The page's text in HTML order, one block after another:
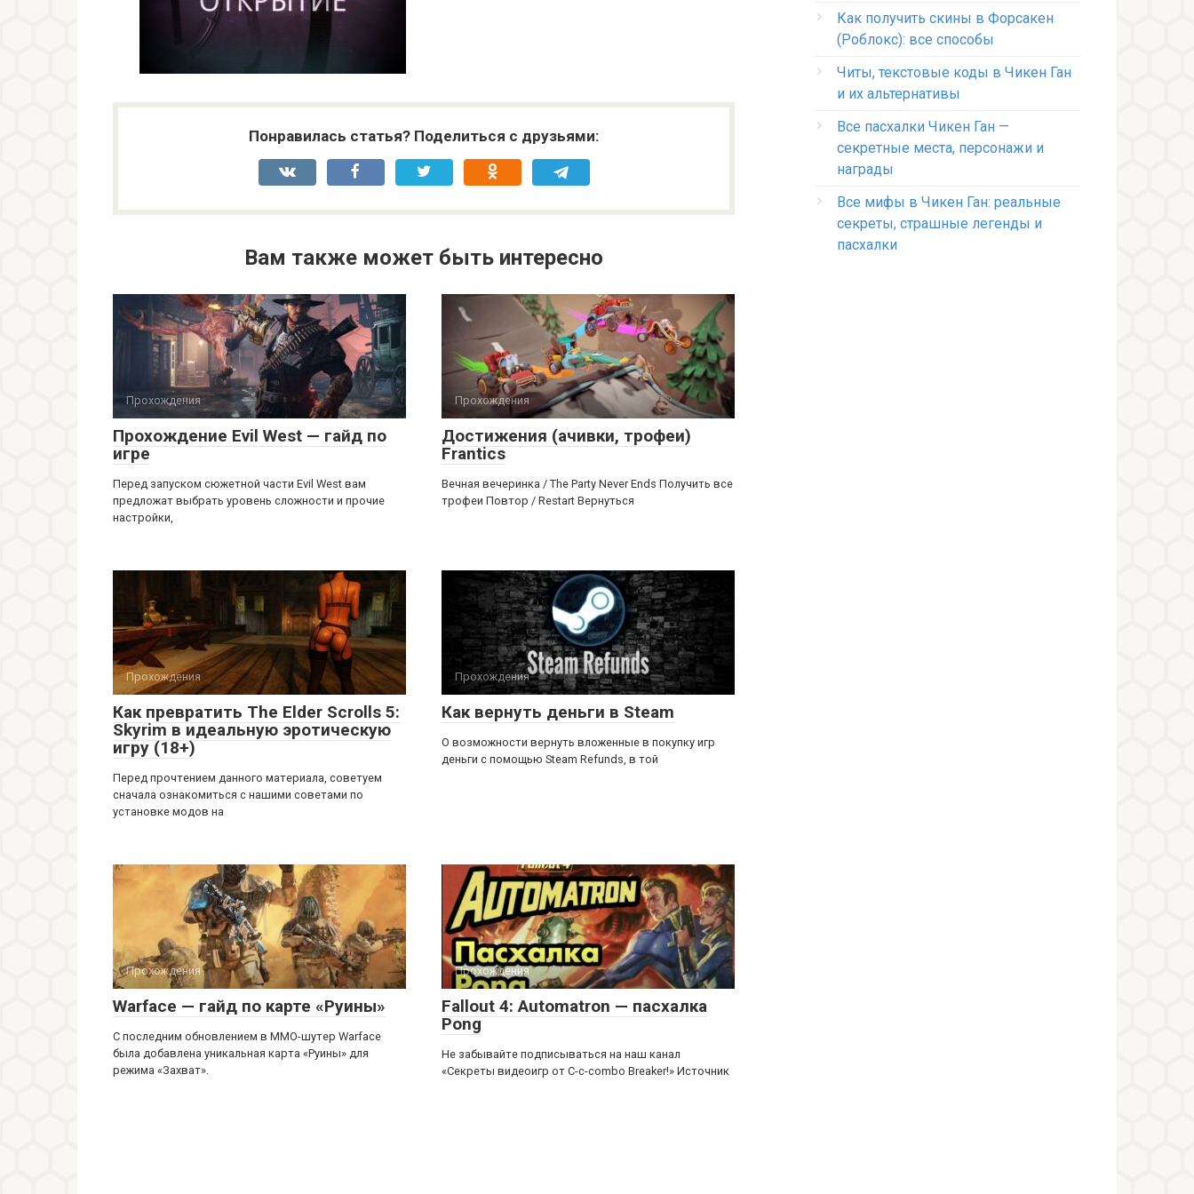
Понравилась статья? Поделиться с друзьями:
Вам также может быть интересно
Прохождения
Прохождение Evil West — гайд по
игре
Перед запуском сюжетной части Evil West вам
предложат выбрать уровень сложности и прочие
настройки,
Прохождения
Достижения (ачивки, трофеи)
Frantics
Вечная вечеринка / The Party Never Ends Получить все
трофеи Повтор / Restart Вернуться
Прохождения
Как превратить The Elder Scrolls 5:
Skyrim в идеальную эротическую
игру (18+)
Перед прочтением данного материала, советуем
сначала ознакомиться с нашими советами по
установке модов на
Прохождения
Как вернуть деньги в Steam
О возможности вернуть вложенные в покупку игр
деньги с помощью Steam Refunds, в той
Прохождения
Warface — гайд по карте «Руины»
С последним обновлением в ММО-шутер Warface
была добавлена уникальная карта «Руины» для
режима «Захват».
Прохождения
Fallout 4: Automatron — пасхалка
Pong
Не забывайте подписываться на наш канал
«Секреты видеоигр от C-c-combo Breaker!» Источник
Как получить скины в Форсакен
(Роблокс): все способы
Читы, текстовые коды в Чикен Ган
и их альтернативы
Все пасхалки Чикен Ган —
секретные места, персонажи и
награды
Все мифы в Чикен Ган: реальные
секреты, страшные легенды и
пасхалки